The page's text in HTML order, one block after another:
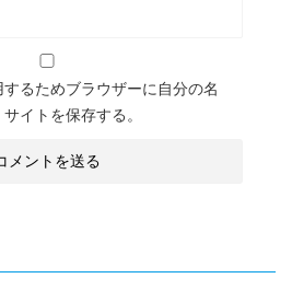
るためブラウザーに自分の名
イトを保存する。